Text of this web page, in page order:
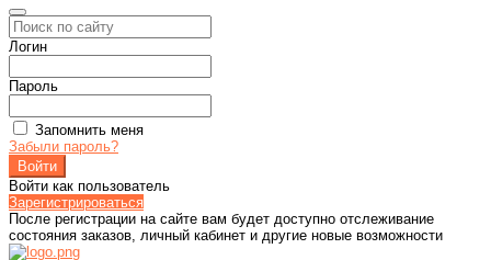
Логин
Пароль
Запомнить меня
Забыли пароль?
Войти как пользователь
Зарегистрироваться
После регистрации на сайте вам будет доступно отслеживание
состояния заказов, личный кабинет и другие новые возможности